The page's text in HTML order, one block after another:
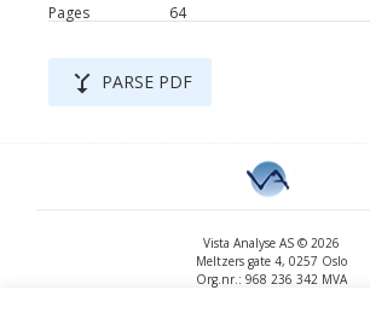
Pages
64
merge_type PARSE PDF
Vista Analyse AS © 2026
Meltzers gate 4, 0257 Oslo
Org.nr.: 968 236 342 MVA